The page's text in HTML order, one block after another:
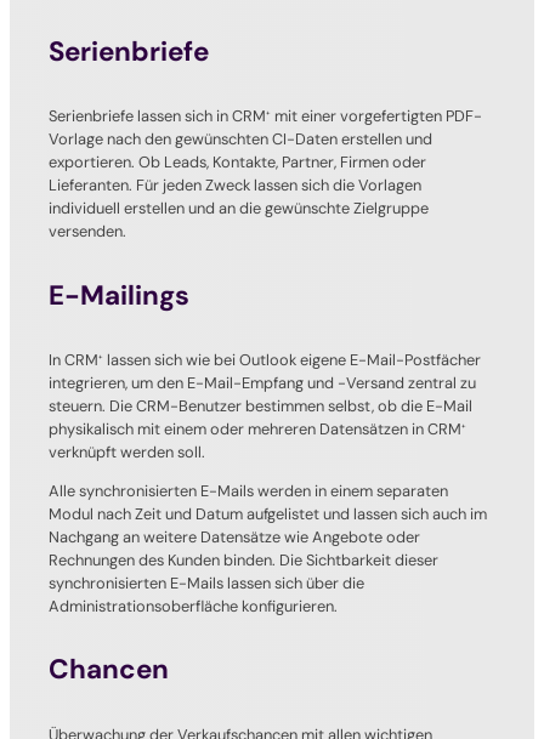
Serienbriefe
Serienbriefe lassen sich in CRM+
mit einer vorgefertigten PDF-
Vorlage nach den gewünschten CI-Daten erstellen und
exportieren. Ob Leads, Kontakte, Partner, Firmen oder
Lieferanten. Für jeden Zweck lassen sich die Vorlagen
individuell erstellen und an die gewünschte Zielgruppe
versenden.
E-Mailings
In CRM+
lassen sich wie bei Outlook eigene E-Mail-Postfächer
integrieren, um den E-Mail-Empfang und -Versand zentral zu
steuern. Die CRM-Benutzer bestimmen selbst, ob die E-Mail
physikalisch mit einem oder mehreren Datensätzen in CRM+
verknüpft werden soll.
Alle synchronisierten E-Mails werden in einem separaten
Modul nach Zeit und Datum aufgelistet und lassen sich auch im
Nachgang an weitere Datensätze wie Angebote oder
Rechnungen des Kunden binden. Die Sichtbarkeit dieser
synchronisierten E-Mails lassen sich über die
Administrationsoberfläche konfigurieren.
Chancen
Überwachung der Verkaufschancen mit allen wichtigen